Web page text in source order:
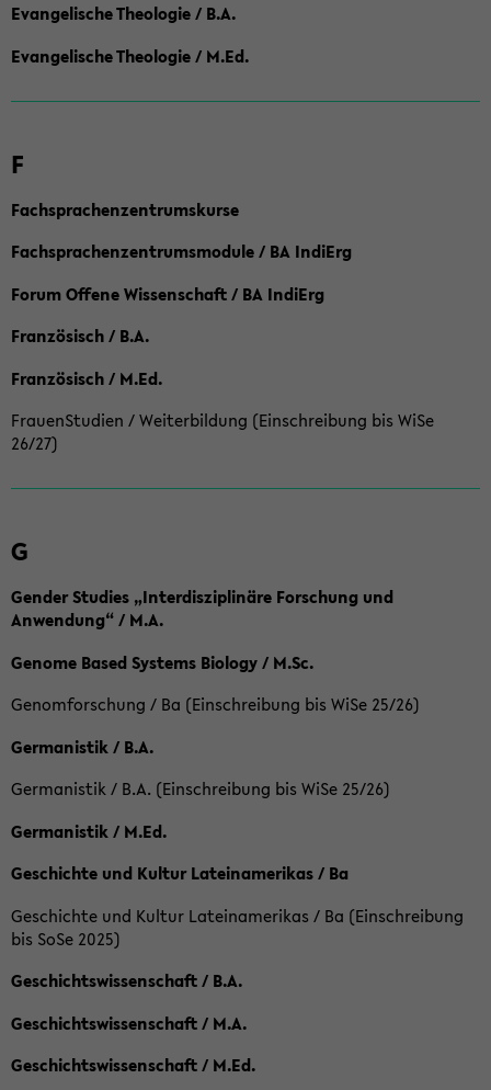
Evangelische Theologie / B.A.
Evangelische Theologie / M.Ed.
F
Fachsprachenzentrumskurse
Fachsprachenzentrumsmodule / BA IndiErg
Forum Offene Wissenschaft / BA IndiErg
Französisch / B.A.
Französisch / M.Ed.
FrauenStudien / Weiterbildung (Einschreibung bis WiSe
26/27)
G
Gender Studies „Interdisziplinäre Forschung und
Anwendung“ / M.A.
Genome Based Systems Biology / M.Sc.
Genomforschung / Ba (Einschreibung bis WiSe 25/26)
Germanistik / B.A.
Germanistik / B.A. (Einschreibung bis WiSe 25/26)
Germanistik / M.Ed.
Geschichte und Kultur Lateinamerikas / Ba
Geschichte und Kultur Lateinamerikas / Ba (Einschreibung
bis SoSe 2025)
Geschichtswissenschaft / B.A.
Geschichtswissenschaft / M.A.
Geschichtswissenschaft / M.Ed.